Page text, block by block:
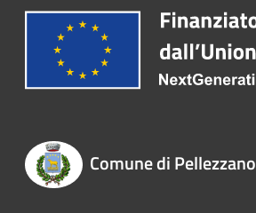
Comune di Pellezzano